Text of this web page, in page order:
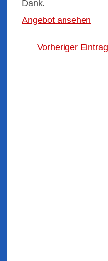
Dank.
Angebot ansehen
Vorheriger Eintrag